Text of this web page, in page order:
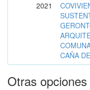
2021
CAÑA
Otras